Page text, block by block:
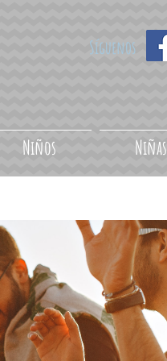
Niños Niñas
Síguenos